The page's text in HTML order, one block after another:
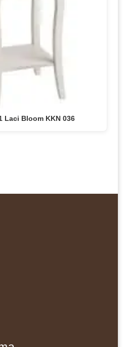
Laci Bloom KKN 036